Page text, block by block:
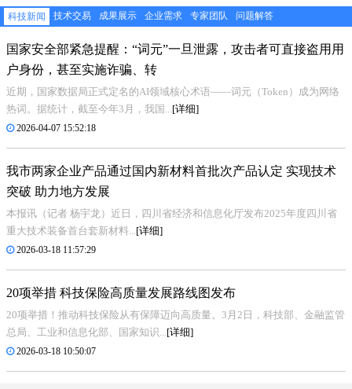
科技新闻 技术交易 成果展示 企业需求 专家团队 问题解答
国家安全部紧急提醒：“词元”一旦泄露，攻击者可直接盗用用
户身份，甚至实施诈骗、转
近期，国家数据局正式定名的AI领域核心术语——词元（Token）成为网络
热词。据统计，截至今年3月，我国... [详细]
2026-04-07 15:52:18
我市两家企业产品通过国内新材料首批次产品认定 实现技术
突破 助力地方发展
本报讯（记者 杨宇龙）近日，四川省经济和信息化厅发布2025年度四川省
重大技术装备首台套新材料... [详细]
2026-03-18 11:57:29
20项举措 科技保险高质量发展路线图发布
20项举措！推动科技保险从有保障迈向高质量。3月2日，科技部、金融监管
总局、工业和信息化部、国家知识... [详细]
2026-03-18 10:50:07